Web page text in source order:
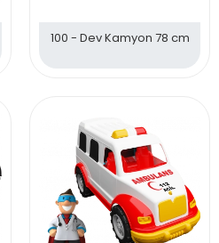
100 - Dev Kamyon 78 cm